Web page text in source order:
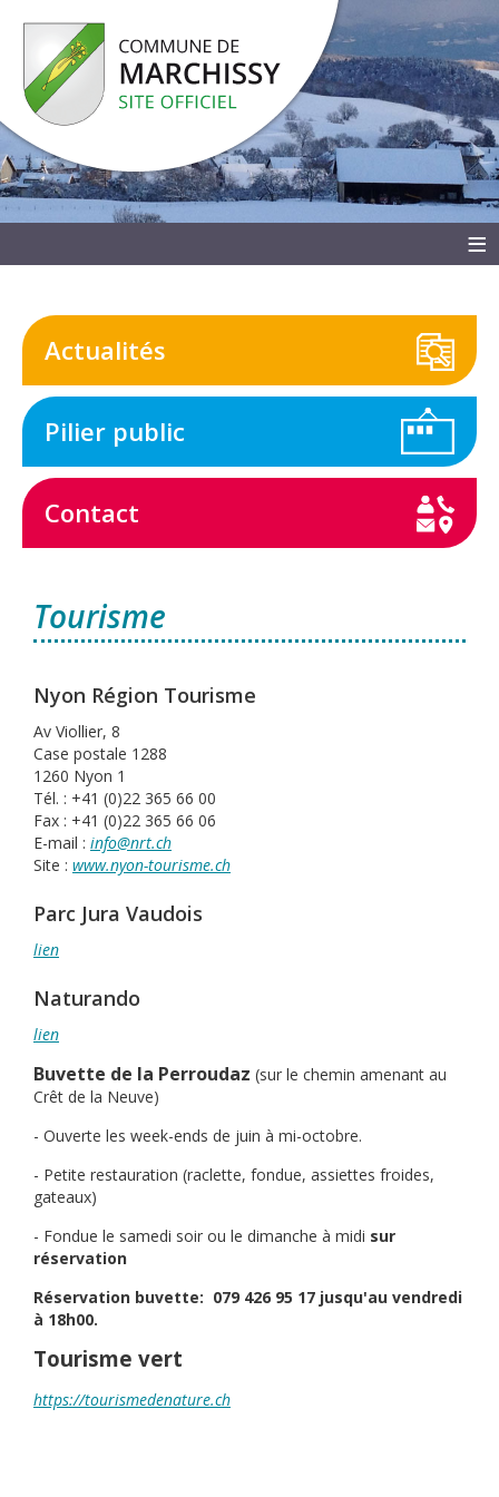
≡
Actualités
Pilier public
Contact
Tourisme
Nyon Région Tourisme
Av Viollier, 8
Case postale 1288
1260 Nyon 1
Tél. : +41 (0)22 365 66 00
Fax : +41 (0)22 365 66 06
E-mail : info@nrt.ch
Site : www.nyon-tourisme.ch
Parc Jura Vaudois
lien
Naturando
lien
Buvette de la Perroudaz (sur le chemin amenant au
Crêt de la Neuve)
- Ouverte les week-ends de juin à mi-octobre.
- Petite restauration (raclette, fondue, assiettes froides,
gateaux)
- Fondue le samedi soir ou le dimanche à midi sur
réservation
Réservation buvette: 079 426 95 17 jusqu'au vendredi
à 18h00.
Tourisme vert
https://tourismedenature.ch